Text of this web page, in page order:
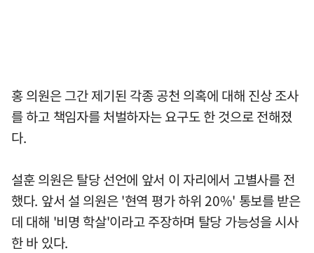
홍 의원은 그간 제기된 각종 공천 의혹에 대해 진상 조사
를 하고 책임자를 처벌하자는 요구도 한 것으로 전해졌
다.
설훈 의원은 탈당 선언에 앞서 이 자리에서 고별사를 전
했다. 앞서 설 의원은 '현역 평가 하위 20%' 통보를 받은
데 대해 '비명 학살'이라고 주장하며 탈당 가능성을 시사
한 바 있다.